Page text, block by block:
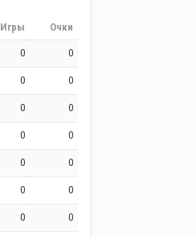
Игры Очки
0 0
0 0
0 0
0 0
0 0
0 0
0 0